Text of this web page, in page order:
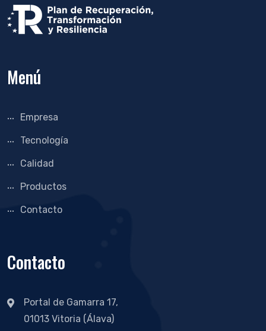
Menú
Empresa
Tecnología
Calidad
Productos
Contacto
Contacto
Portal de Gamarra 17,
01013 Vitoria (Álava)